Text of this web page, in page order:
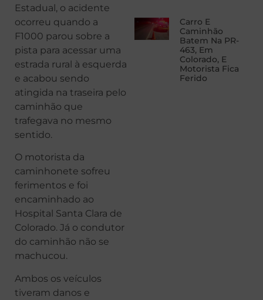
Estadual, o acidente
ocorreu quando a
F1000 parou sobre a
pista para acessar uma
estrada rural à esquerda
e acabou sendo
atingida na traseira pelo
caminhão que
trafegava no mesmo
sentido.
O motorista da
caminhonete sofreu
ferimentos e foi
encaminhado ao
Hospital Santa Clara de
Colorado. Já o condutor
do caminhão não se
machucou.
Ambos os veículos
tiveram danos e
Carro E
Caminhão
Batem Na PR-
463, Em
Colorado, E
Motorista Fica
Ferido